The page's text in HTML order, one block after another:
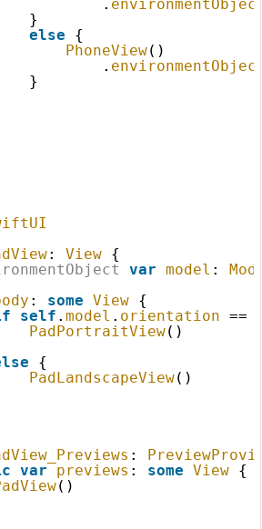
.
}
else
{
PhoneView()
.
}
: View {
var model :
: some View {
self . model . orientation ==
PadPortraitView()
{
PadLandscapeView()
:
var previews : some View {
()